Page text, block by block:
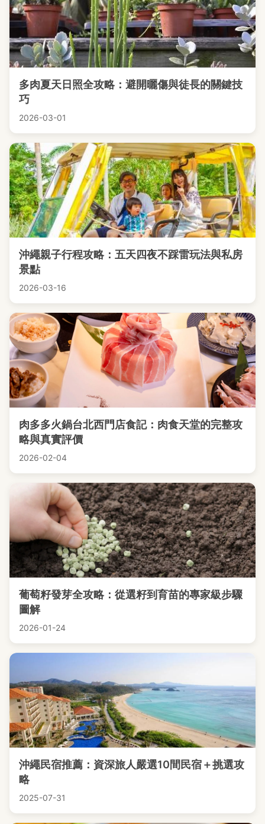
多肉夏天日照全攻略：避開曬傷與徒長的關鍵技
巧
2026-03-01
沖繩親子行程攻略：五天四夜不踩雷玩法與私房
景點
2026-03-16
肉多多火鍋台北西門店食記：肉食天堂的完整攻
略與真實評價
2026-02-04
葡萄籽發芽全攻略：從選籽到育苗的專家級步驟
圖解
2026-01-24
沖繩民宿推薦：資深旅人嚴選10間民宿＋挑選攻
略
2025-07-31